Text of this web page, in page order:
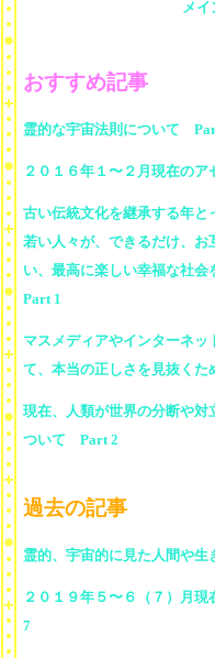
メイ
おすすめ記事
霊的な宇宙法則について
２０１６年１〜２月現在の
古い伝統文化を継承する年
若い人々が、できるだけ、
い、最高に楽しい幸福な社
Part 1
マスメディアやインターネ
て、本当の正しさを見抜く
現在、人類が世界の分断や
ついて Part 2
過去の記事
霊的、宇宙的に見た人間や
２０１９年５〜６（７）月
7